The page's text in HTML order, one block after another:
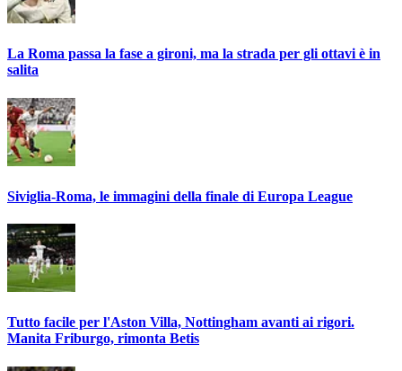
La Roma passa la fase a gironi, ma la strada per gli ottavi è in
salita
Siviglia-Roma, le immagini della finale di Europa League
Tutto facile per l'Aston Villa, Nottingham avanti ai rigori.
Manita Friburgo, rimonta Betis